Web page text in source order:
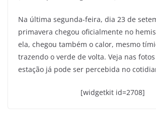
Na última segunda-feira, dia 23 de
primavera chegou oficialmente no
ela, chegou também o calor, mesmo
trazendo o verde de volta. Veja nas
estação já pode ser percebida no
[widgetkit id=2708]